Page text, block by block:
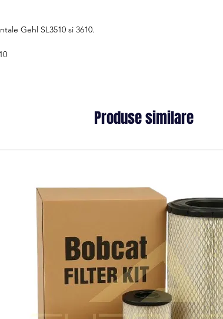
Gehl SL3510 si 3610.
Produse similare